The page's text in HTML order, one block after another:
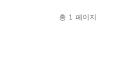
총 1 페이지